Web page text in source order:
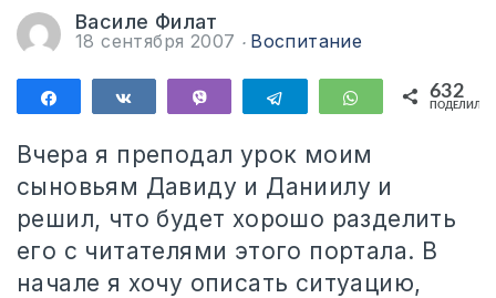
Василе Филат
18 сентября 2007 Воспитание
ПоделитьсяПоделиться Telegram WhatsApp
632
Вчера я преподал урок моим
сыновьям Давиду и Даниилу и
решил, что будет хорошо разделить
его с читателями этого портала. В
начале я хочу описать ситуацию,